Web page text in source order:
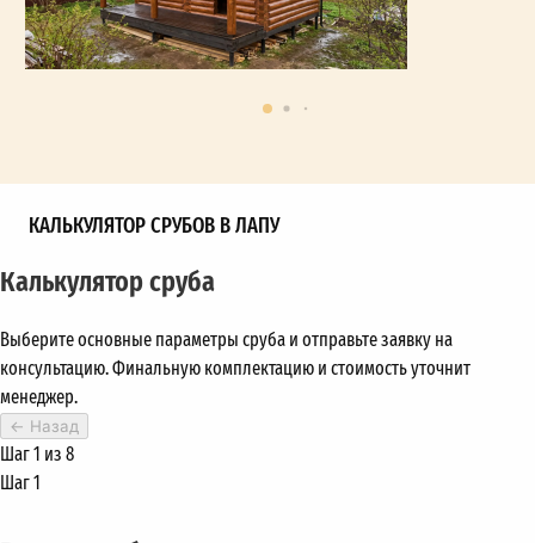
КАЛЬКУЛЯТОР СРУБОВ В ЛАПУ
Калькулятор сруба
Выберите основные параметры сруба и отправьте заявку на
консультацию. Финальную комплектацию и стоимость уточнит
менеджер.
← Назад
Шаг 1 из 8
Шаг 1